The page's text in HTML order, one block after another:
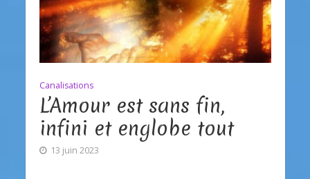
Canalisations
L’Amour est sans fin,
infini et englobe tout
13 juin 2023